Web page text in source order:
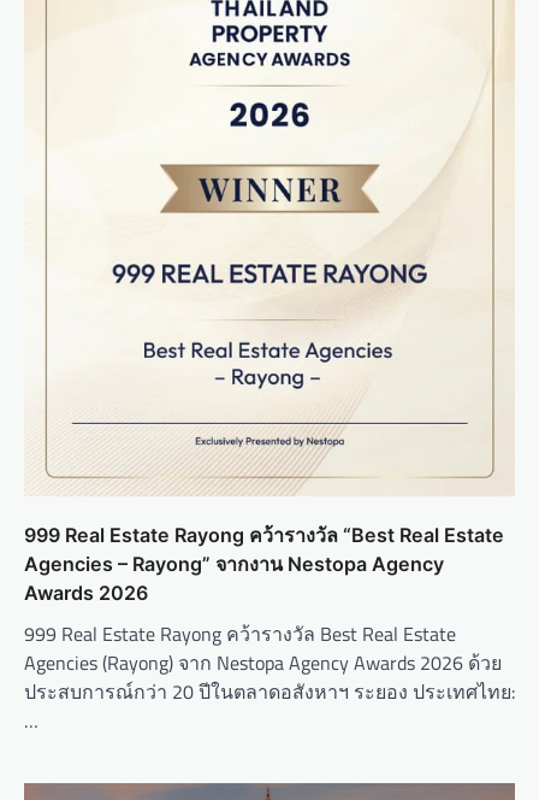
999 Real Estate Rayong คว้ารางวัล “Best Real Estate
Agencies – Rayong” จากงาน Nestopa Agency
Awards 2026
999 Real Estate Rayong คว้ารางวัล Best Real Estate
Agencies (Rayong) จาก Nestopa Agency Awards 2026 ด้วย
ประสบการณ์กว่า 20 ปีในตลาดอสังหาฯ ระยอง ประเทศไทย:
…